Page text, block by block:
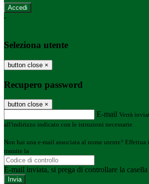
-
Seleziona utente
button close ×
Recupero password
button close ×
E-mail Verrà
all'indirizzo indicato con le istruzioni necessarie.
Non hai una e-mail associata al nome utente? Effettua
tramite la
E-mail inviata, si prega di controllare la